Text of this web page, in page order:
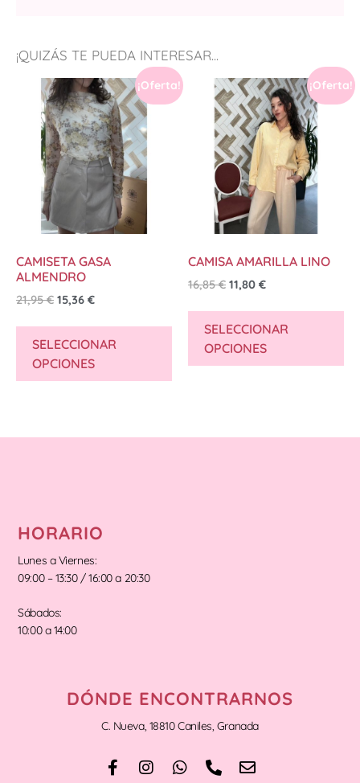
¡QUIZÁS TE PUEDA INTERESAR...
¡Oferta!
CAMISETA GASA
ALMENDRO
21,95€ 15,36 €
SELECCIONAR
OPCIONES
¡Oferta!
CAMISA AMARILLA LINO
16,85€ 11,80 €
SELECCIONAR
OPCIONES
HORARIO
Lunes a Viernes:
09:00 – 13:30 / 16:00 a 20:30
Sábados:
10:00 a 14:00
DÓNDE ENCONTRARNOS
C. Nueva, 18810 Caniles, Granada